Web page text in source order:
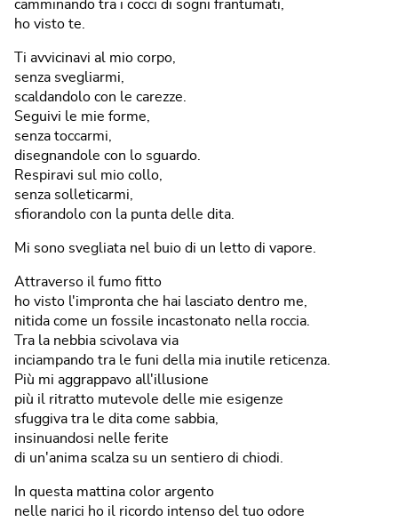
camminando tra i cocci di sogni frantumati,
ho visto te.
Ti avvicinavi al mio corpo,
senza svegliarmi,
scaldandolo con le carezze.
Seguivi le mie forme,
senza toccarmi,
disegnandole con lo sguardo.
Respiravi sul mio collo,
senza solleticarmi,
sfiorandolo con la punta delle dita.
Mi sono svegliata nel buio di un letto di vapore.
Attraverso il fumo fitto
ho visto l'impronta che hai lasciato dentro me,
nitida come un fossile incastonato nella roccia.
Tra la nebbia scivolava via
inciampando tra le funi della mia inutile reticenza.
Più mi aggrappavo all'illusione
più il ritratto mutevole delle mie esigenze
sfuggiva tra le dita come sabbia,
insinuandosi nelle ferite
di un'anima scalza su un sentiero di chiodi.
In questa mattina color argento
nelle narici ho il ricordo intenso del tuo odore